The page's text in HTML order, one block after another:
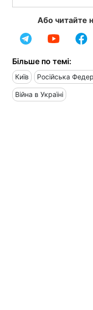
Або читайте
Більше по темі:
Київ Російська
Війна в Україні